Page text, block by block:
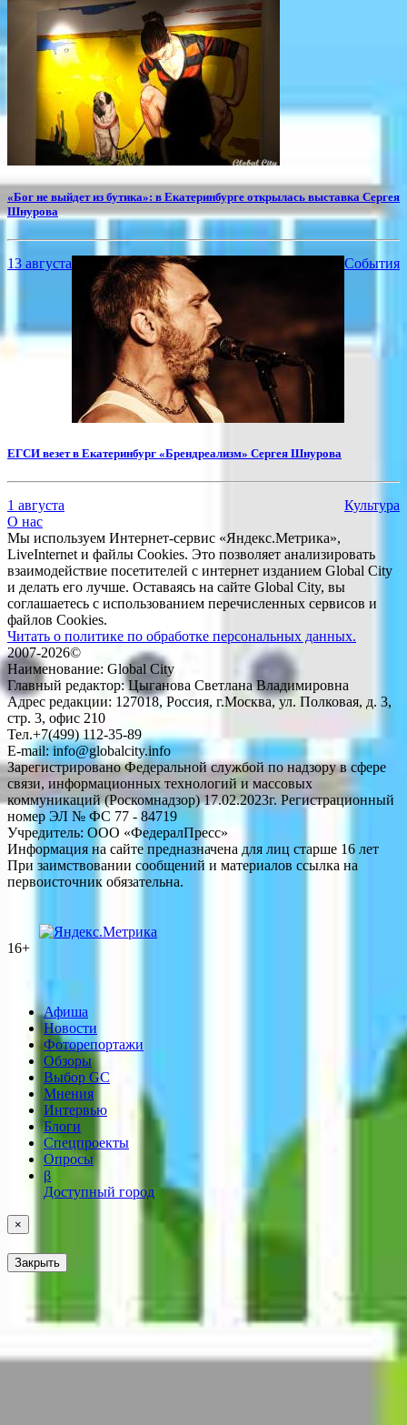
«Бог не выйдет из бутика»: в Екатеринбурге открылась выставка Сергея
Шнурова
13 августа События
ЕГСИ везет в Екатеринбург «Брендреализм» Сергея Шнурова
1 августа
Культура
О нас
Мы используем Интернет-сервис «Яндекс.Метрика»,
LiveInternet и файлы Cookies. Это позволяет анализировать
взаимодействие посетителей с интернет изданием Global City
и делать его лучше. Оставаясь на сайте Global City, вы
соглашаетесь с использованием перечисленных сервисов и
файлов Cookies.
Читать о политике по обработке персональных данных.
2007-2026©
Наименование: Global City
Главный редактор: Цыганова Светлана Владимировна
Адрес редакции: 127018, Россия, г.Москва, ул. Полковая, д. 3,
стр. 3, офис 210
Тел.+7(499) 112-35-89
E-mail: info@globalcity.info
Зарегистрировано Федеральной службой по надзору в сфере
связи, информационных технологий и массовых
коммуникаций (Роскомнадзор) 17.02.2023г. Регистрационный
номер ЭЛ № ФС 77 - 84719
Учредитель: ООО «ФедералПресс»
Информация на сайте предназначена для лиц старше 16 лет
При заимствовании сообщений и материалов ссылка на
первоисточник обязательна.
16+
Афиша
Новости
Фоторепортажи
Обзоры
Выбор GC
Мнения
Интервью
Блоги
Спецпроекты
Опросы
β
Доступный город
×
Закрыть